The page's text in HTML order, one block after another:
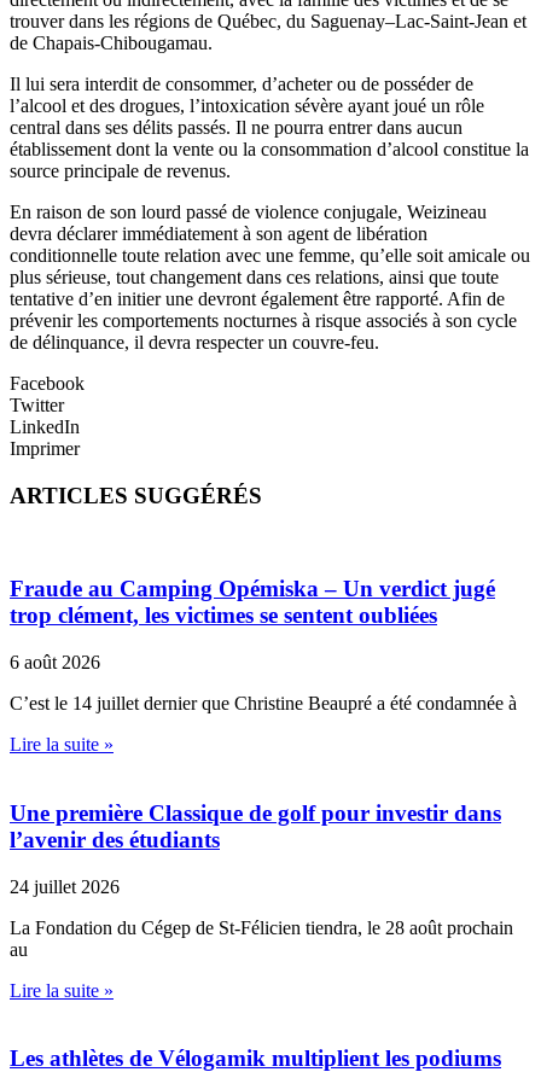
trouver dans les régions de Québec, du Saguenay–Lac-Saint-Jean et
de Chapais-Chibougamau.
Il lui sera interdit de consommer, d’acheter ou de posséder de
l’alcool et des drogues, l’intoxication sévère ayant joué un rôle
central dans ses délits passés. Il ne pourra entrer dans aucun
établissement dont la vente ou la consommation d’alcool constitue la
source principale de revenus.
En raison de son lourd passé de violence conjugale, Weizineau
devra déclarer immédiatement à son agent de libération
conditionnelle toute relation avec une femme, qu’elle soit amicale ou
plus sérieuse, tout changement dans ces relations, ainsi que toute
tentative d’en initier une devront également être rapporté. Afin de
prévenir les comportements nocturnes à risque associés à son cycle
de délinquance, il devra respecter un couvre-feu.
Facebook
Twitter
LinkedIn
Imprimer
ARTICLES SUGGÉRÉS
Fraude au Camping Opémiska – Un verdict jugé
trop clément, les victimes se sentent oubliées
6 août 2026
C’est le 14 juillet dernier que Christine Beaupré a été condamnée à
Lire la suite »
Une première Classique de golf pour investir dans
l’avenir des étudiants
24 juillet 2026
La Fondation du Cégep de St-Félicien tiendra, le 28 août prochain
au
Lire la suite »
Les athlètes de Vélogamik multiplient les podiums